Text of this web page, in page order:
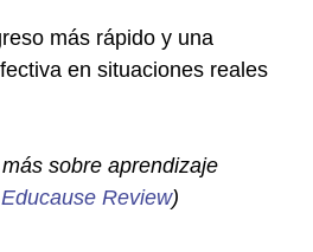
más rápido y una
en situaciones reales
sobre aprendizaje
Educause Review)